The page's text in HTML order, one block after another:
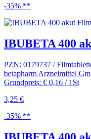
-35% **
IBUBETA 400
PZN: 0179737 /
betapharm Arzneimittel
Grundpreis: € 0,16 / 1St
3,25 €
-35% **